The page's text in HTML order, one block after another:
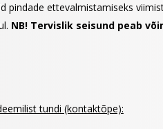
pindade ettevalmistamiseks
NB! Tervislik seisund peab
tundi (kontaktõpe):